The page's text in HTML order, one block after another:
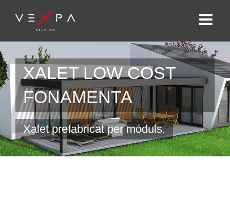
XALET LOW COST
FONAMENTA
Xalet prefabricat per móduls.